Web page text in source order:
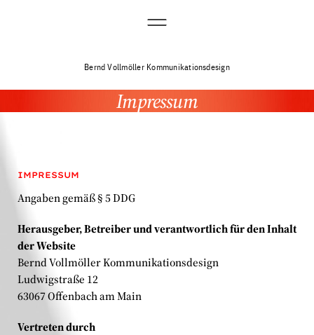
Bernd Vollmöller Kommunikationsdesign
Impressum
IMPRESSUM
Angaben gemäß § 5 DDG
Herausgeber, Betreiber und verantwortlich für den Inhalt
der Website
Bernd Vollmöller Kommunikationsdesign
Ludwigstraße 12
63067 Offenbach am Main
Vertreten durch